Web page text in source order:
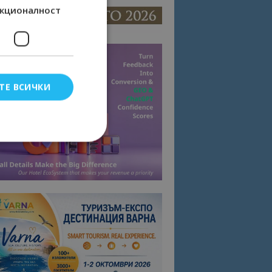
ВСИЧКИ
съгласието
на сайта.